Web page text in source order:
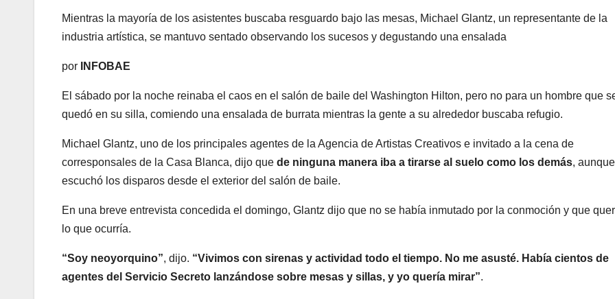
Mientras la mayoría de los asistentes buscaba resguardo bajo las mesas, Michael Glantz, un representante de la
industria artística, se mantuvo sentado observando los sucesos y degustando una ensalada
por INFOBAE
El sábado por la noche reinaba el caos en el salón de baile del Washington Hilton, pero no para un hombre que
quedó en su silla, comiendo una ensalada de burrata mientras la gente a su alrededor buscaba refugio.
Michael Glantz, uno de los principales agentes de la Agencia de Artistas Creativos e invitado a la cena de
corresponsales de la Casa Blanca, dijo que de ninguna manera iba a tirarse al suelo como los demás, aunque
escuchó los disparos desde el exterior del salón de baile.
En una breve entrevista concedida el domingo, Glantz dijo que no se había inmutado por la conmoción y que
lo que ocurría.
“Soy neoyorquino”, dijo. “Vivimos con sirenas y actividad todo el tiempo. No me asusté. Había cientos de
agentes del Servicio Secreto lanzándose sobre mesas y sillas, y yo quería mirar”.